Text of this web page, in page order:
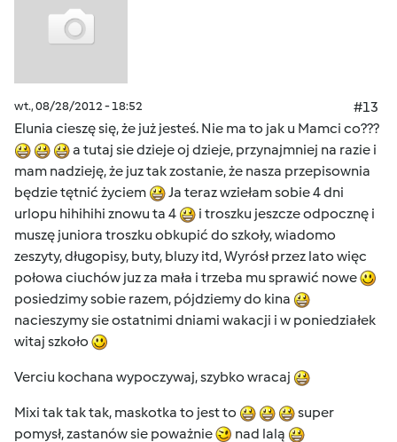
wt., 08/28/2012 - 18:52
#13
Elunia cieszę się, że już jesteś. Nie ma to jak u Mamci co???
a tutaj sie dzieje oj dzieje, przynajmniej na razie i
mam nadzieję, że juz tak zostanie, że nasza przepisownia
będzie tętnić życiem
Ja teraz wziełam sobie 4 dni
urlopu hihihihi znowu ta 4
i troszku jeszcze odpocznę i
muszę juniora troszku obkupić do szkoły, wiadomo
zeszyty, długopisy, buty, bluzy itd, Wyrósł przez lato więc
połowa ciuchów juz za mała i trzeba mu sprawić nowe
posiedzimy sobie razem, pójdziemy do kina
nacieszymy sie ostatnimi dniami wakacji i w poniedziałek
witaj szkoło
Verciu kochana wypoczywaj, szybko wracaj
Mixi tak tak tak, maskotka to jest to
super
pomysł, zastanów sie poważnie
nad lalą